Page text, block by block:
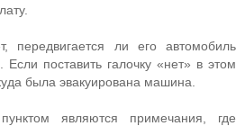
передвигается ли его автомобиль
поставить галочку «нет» в этом
была эвакуирована машина.
являются примечания, где